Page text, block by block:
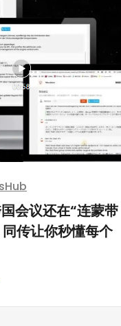
会议还在“连蒙带
传让你秒懂每个